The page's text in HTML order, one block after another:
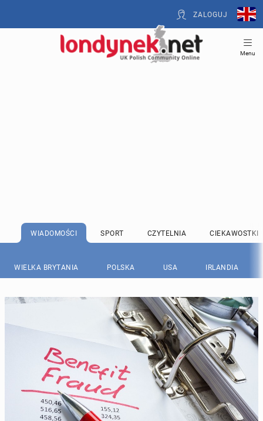
ZALOGUJ
Menu
WIADOMOŚCI SPORT CZYTELNIA CIEKAWOSTKI
WIELKA BRYTANIA POLSKA USA IRLANDIA